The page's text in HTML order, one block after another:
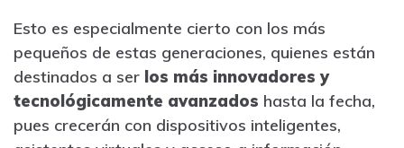
Esto es especialmente cierto con los más
pequeños de estas generaciones, quienes están
destinados a ser los más innovadores y
tecnológicamente avanzados hasta la fecha,
pues crecerán con dispositivos inteligentes,